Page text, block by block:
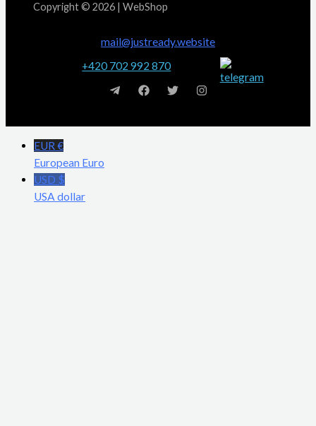
Copyright © 2026 | WebShop
mail@justready.website
+420 702 992 870
EUR €
European Euro
USD $
USA dollar